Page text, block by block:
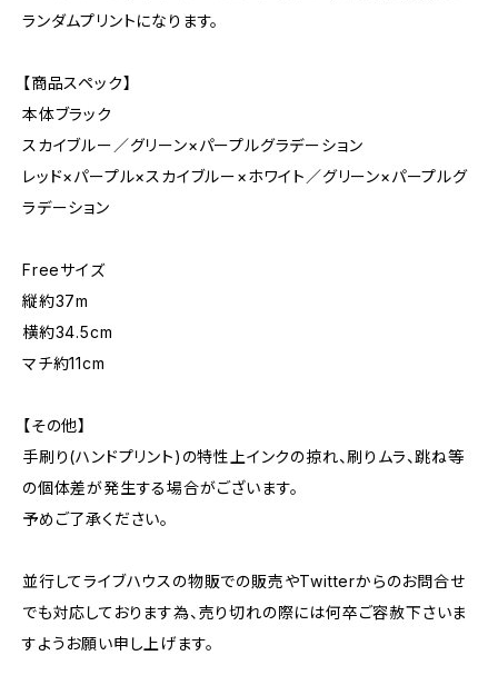
ランダムプリントになります。
【商品スペック】
本体ブラック
スカイブルー／グリーン×パープルグラデーション
レッド×パープル×スカイブルー×ホワイト／グリーン×パープルグ
ラデーション
Freeサイズ
縦約37m
横約34.5cm
マチ約11cm
【その他】
手刷り(ハンドプリント)の特性上インクの掠れ、刷りムラ、跳ね等
の個体差が発生する場合がございます。
予めご了承ください。
並行してライブハウスの物販での販売やTwitterからのお問合せ
でも対応しております為、売り切れの際には何卒ご容赦下さいま
すようお願い申し上げます。